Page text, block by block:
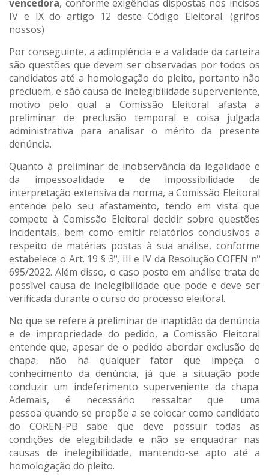
vencedora, conforme exigências dispostas nos incisos
IV e IX do artigo 12 deste Código Eleitoral. (grifos
nossos)
Por conseguinte, a adimplência e a validade da carteira
são questões que devem ser observadas por todos os
candidatos até a homologação do pleito, portanto não
precluem, e são causa de inelegibilidade superveniente,
motivo pelo qual a Comissão Eleitoral afasta a
preliminar de preclusão temporal e coisa julgada
administrativa para analisar o mérito da presente
denúncia.
Quanto à preliminar de inobservância da legalidade e
da impessoalidade e de impossibilidade de
interpretação extensiva da norma, a Comissão Eleitoral
entende pelo seu afastamento, tendo em vista que
compete à Comissão Eleitoral decidir sobre questões
incidentais, bem como emitir relatórios conclusivos a
respeito de matérias postas à sua análise, conforme
estabelece o Art. 19 § 3º, III e IV da Resolução COFEN nº
695/2022. Além disso, o caso posto em análise trata de
possível causa de inelegibilidade que pode e deve ser
verificada durante o curso do processo eleitoral.
No que se refere à preliminar de inaptidão da denúncia
e de impropriedade do pedido, a Comissão Eleitoral
entende que, apesar de o pedido abordar exclusão de
chapa, não há qualquer fator que impeça o
conhecimento da denúncia, já que a situação pode
conduzir um indeferimento superveniente da chapa.
Ademais, é necessário ressaltar que uma
pessoa quando se propõe a se colocar como candidato
do COREN-PB sabe que deve possuir todas as
condições de elegibilidade e não se enquadrar nas
causas de inelegibilidade, mantendo-se apto até a
homologação do pleito.